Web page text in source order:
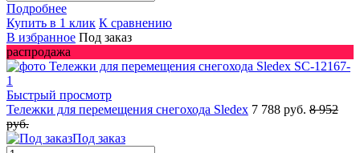
Подробнее
Купить в 1 клик К сравнению
В избранное Под заказ
распродажа
Быстрый просмотр
Тележки для перемещения снегохода Sledex 7 788 руб. 8 952
руб.
Под заказ